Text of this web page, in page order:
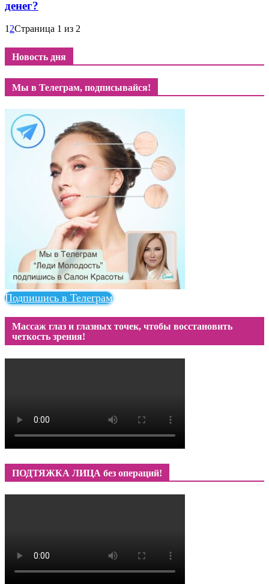
денег?
1 2Страница 1 из 2
Новость дня
Мы в Телеграм, подписывайся!
Подпишись в Телеграм
Массаж глаз и глазных точек, чтобы восстановить
четкость зрения!
ПОДТЯЖКА ЛИЦА без операций!